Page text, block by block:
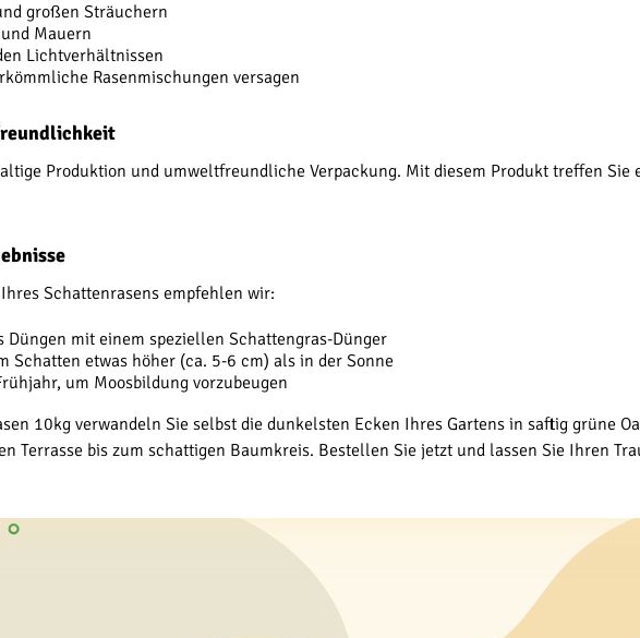
großen Sträuchern
Mauern
Lichtverhältnissen
Rasenmischungen versagen
Produktion und umweltfreundliche Verpackung. Mit diesem Produkt treffen
Schattenrasens empfehlen wir:
Düngen mit einem speziellen Schattengras-Dünger
Schatten etwas höher (ca. 5-6 cm) als in der Sonne
um Moosbildung vorzubeugen
10kg verwandeln Sie selbst die dunkelsten Ecken Ihres Gartens in saftig grüne
Terrasse bis zum schattigen Baumkreis. Bestellen Sie jetzt und lassen Sie Ihren